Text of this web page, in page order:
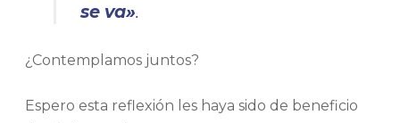
se va».
¿Contemplamos juntos?
Espero esta reflexión les haya sido de beneficio